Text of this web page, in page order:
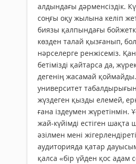
алдындағы дәрменсіздік.
соңғы оқу жылына келіп
биязы қалпындағы
көзден талай қызғанып,
нәрселерге ренжісеміз.
бетімізді қайтарса да,
дегенің жасамай
университет
жүздеген қызды елемей,
ғана іздеумен жүретінмін.
жай-күйімді естіген
әзілмен мені
аудиторияда қатар
қалса «бір үйден қос адам